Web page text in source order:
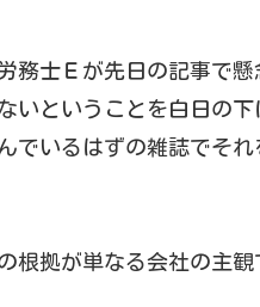
士Ｅが先日の記事で懸
いということを白日の下
でいるはずの雑誌でそれ
根拠が単なる会社の主